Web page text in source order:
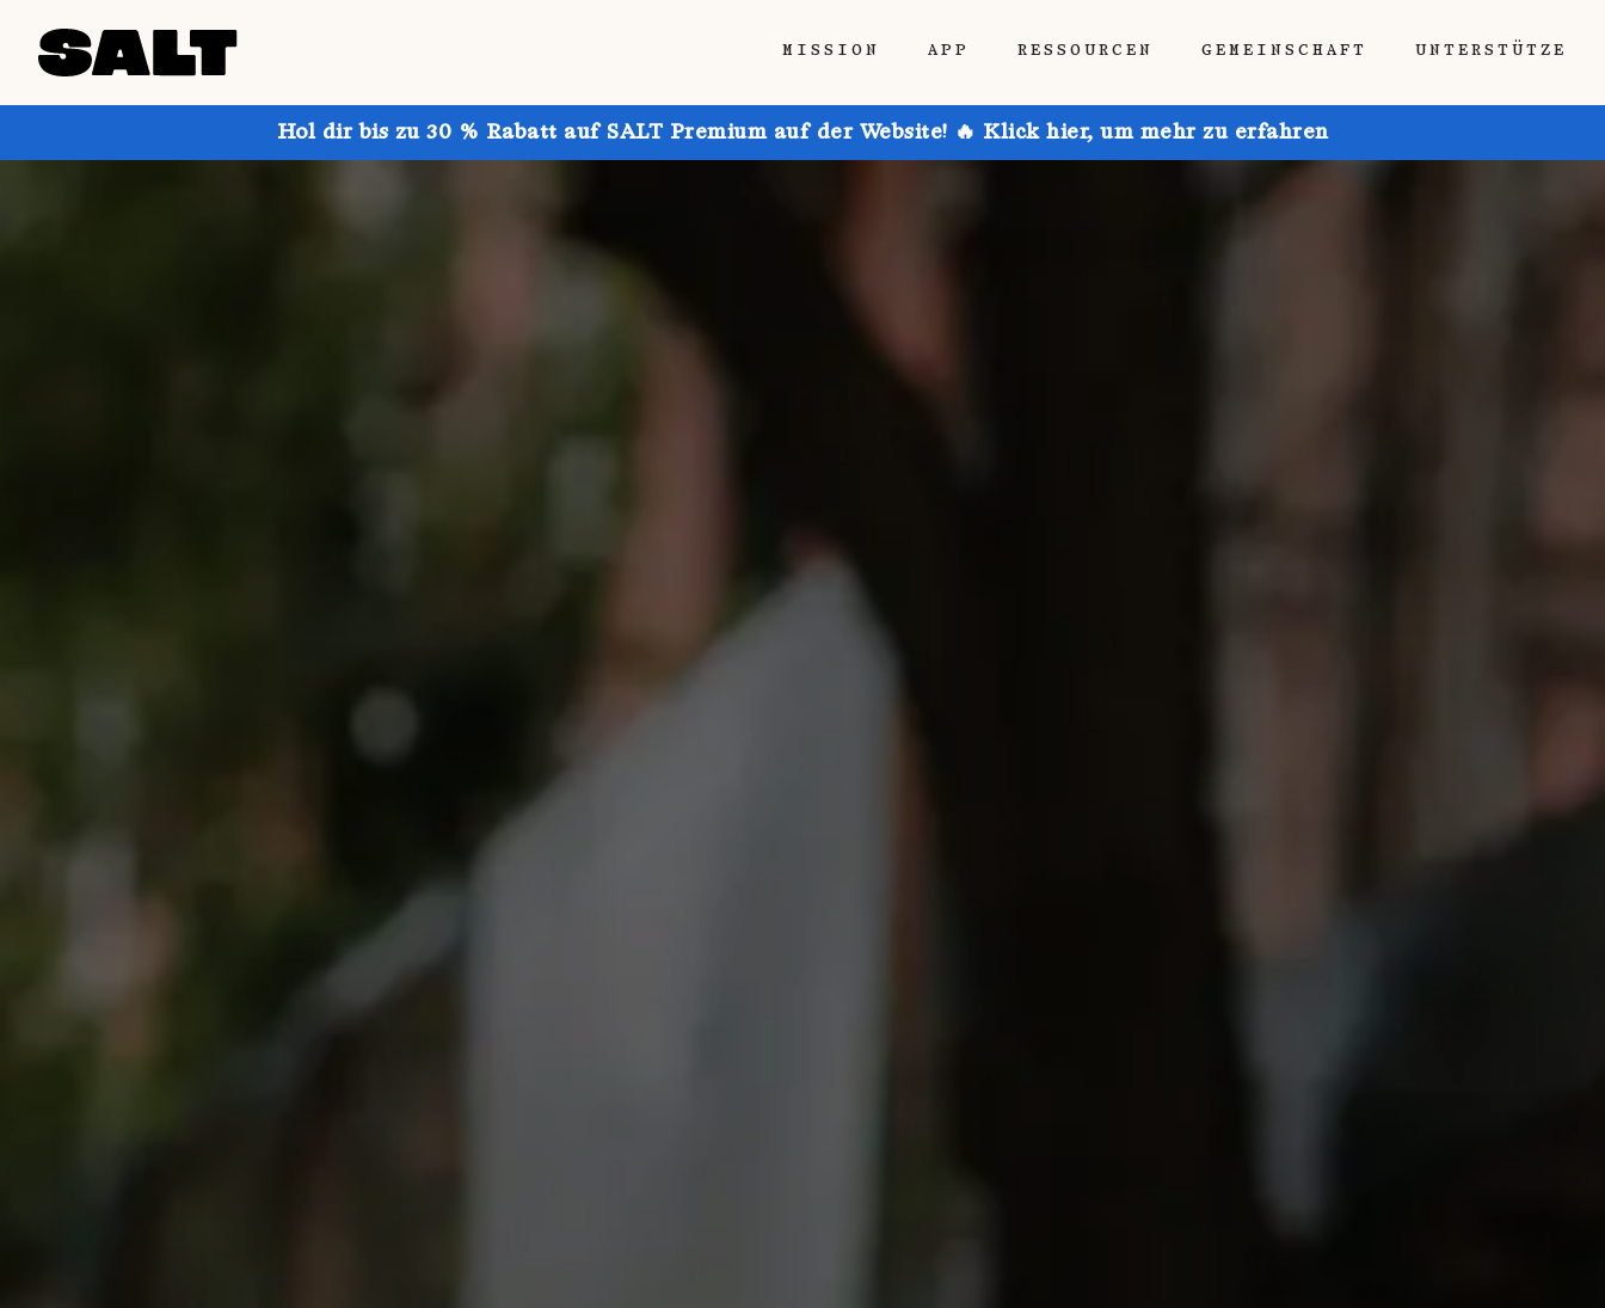
MISSION APP RESSOURCEN GEMEINSCHAFT UNTERSTÜTZE
Hol dir bis zu 30 % Rabatt auf SALT Premium auf der Website! 🔥 Klick hier, um mehr zu erfahren